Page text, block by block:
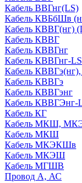
Кабель ВВГнг(LS)
Кабель КВБбШв
Кабель КВВГ(нг)
Кабель КВВГ
Кабель КВВГнг
Кабель КВВГнг-LS
Кабель
Кабель КВВГэ
Кабель КВВГэнг
Кабель КВВГЭнг-
Кабель КГ
Кабель МКШ,
Кабель МКШ
Кабель МКЭКШв
Кабель МКЭШ
Кабель МГШВ
Провод А, АС